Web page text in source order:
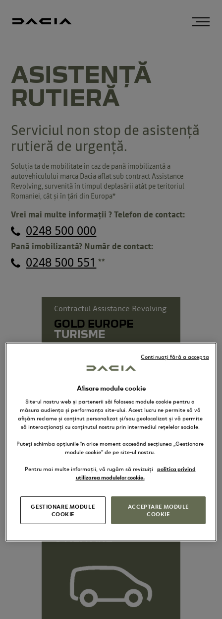
ASISTENȚĂ
RUTIERĂ
Serviciul non stop de asistență
rutieră de urgență.
Soluția ta de mobilitate în caz de pană imobilizantă a
autovehiculului marca Dacia aflat sub contract Assistance
Revolving, survenită în timpul deplasării atât pe teritoriul
Romaniei, cât și în țări din Europa*
Vrei mai multe informații ? Telefon de contact:
0248 500 000
Pană imobilizantă? Număr de contact:
0248 500 551 **
Contractul Assistance Revolving
GOLD EUROPE
TURISME
Află mai multe
Contractul Assistance Revolving
GOLD EUROPE
UTILITARE
Afisare module cookie
Site-ul nostru web și partenerii săi folosesc module cookie pentru a
măsura audiența și performanța site-ului. Acest lucru ne permite să vă
afișăm reclame și conținut personalizat și/sau geolocalizat și vă permite
să interacționați cu conținutul nostru prin intermediul rețelelor sociale.
Puteți schimba opțiunile în orice moment accesând secțiunea „Gestionare
module cookie” de pe site-ul nostru.
Pentru mai multe informații, vă rugăm să revizuiți politica privind
utilizarea modulelor cookie.
ACCEPTARE MODULE
COOKIE
GESTIONARE MODULE
COOKIE
Continuați fără a accepta